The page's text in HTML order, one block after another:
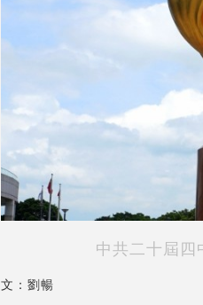
中共二十屆
文：劉暢